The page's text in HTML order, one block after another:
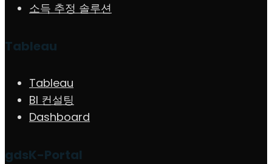
소득 추정 솔루션
Tableau
Tableau
BI 컨설팅
Dashboard
gdsK-Portal